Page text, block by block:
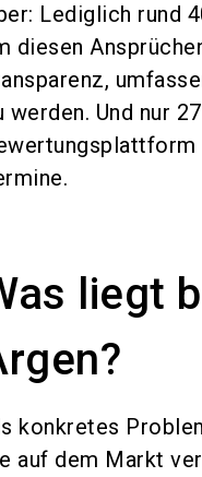
Lediglich rund
diesen
werden. Und nur
liegt
konkretes
auf dem Markt